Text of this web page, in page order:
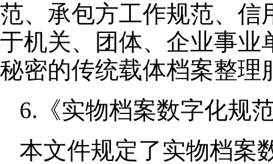
范、承包方工作规范、信
于机关、团体、企业事业
秘密的传统载体档案整理
6.《实物档案数字化规
本文件规定了实物档案